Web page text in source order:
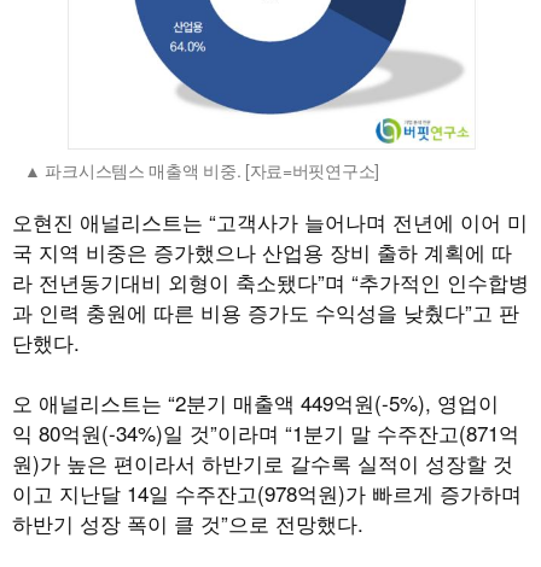
파크시스템스 매출액 비중. [자료=버핏연구소]
오현진 애널리스트는 “고객사가 늘어나며 전년에 이어 미
국 지역 비중은 증가했으나 산업용 장비 출하 계획에 따
라 전년동기대비 외형이 축소됐다”며 “추가적인 인수합병
과 인력 충원에 따른 비용 증가도 수익성을 낮췄다”고 판
단했다.
오 애널리스트는 “2분기 매출액 449억원(-5%), 영업이
익 80억원(-34%)일 것”이라며 “1분기 말 수주잔고(871억
원)가 높은 편이라서 하반기로 갈수록 실적이 성장할 것
이고 지난달 14일 수주잔고(978억원)가 빠르게 증가하며
하반기 성장 폭이 클 것”으로 전망했다.